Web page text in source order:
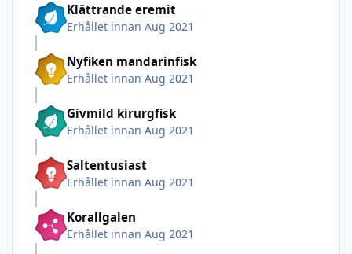
Klättrande eremit
Erhållet innan Aug 2021
Nyfiken mandarinfisk
Erhållet innan Aug 2021
Givmild kirurgfisk
Erhållet innan Aug 2021
Saltentusiast
Erhållet innan Aug 2021
Korallgalen
Erhållet innan Aug 2021